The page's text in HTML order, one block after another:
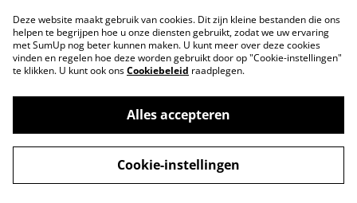
©2026Chiro Maasmechelen
powered by
Deze website maakt gebruik van cookies. Dit zijn kleine bestanden die ons
helpen te begrijpen hoe u onze diensten gebruikt, zodat we uw ervaring
met SumUp nog beter kunnen maken. U kunt meer over deze cookies
vinden en regelen hoe deze worden gebruikt door op "Cookie-instellingen"
te klikken. U kunt ook onsCookiebeleid raadplegen.
Alles accepteren
Cookie-instellingen